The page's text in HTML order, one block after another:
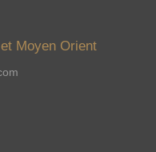
Moyen Orient